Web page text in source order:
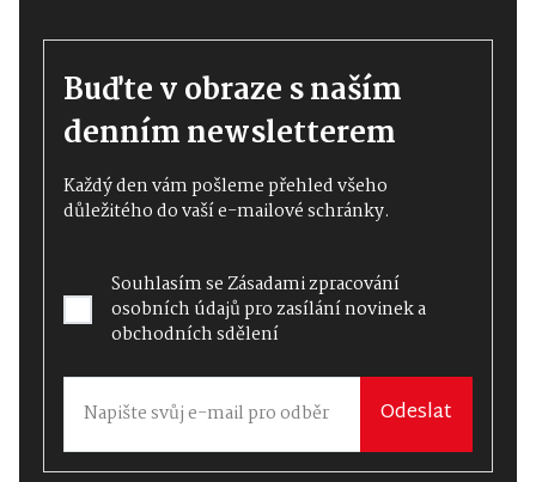
Buďte v obraze s naším
denním newsletterem
Každý den vám pošleme přehled všeho
důležitého do vaší e-mailové schránky.
Souhlasím seZásadami zpracování
osobních údajůpro zasílání novinek a
obchodních sdělení
Odeslat